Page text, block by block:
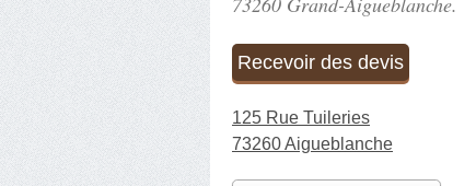
Recevoir des devis
125 Rue Tuileries
73260 Aigueblanche